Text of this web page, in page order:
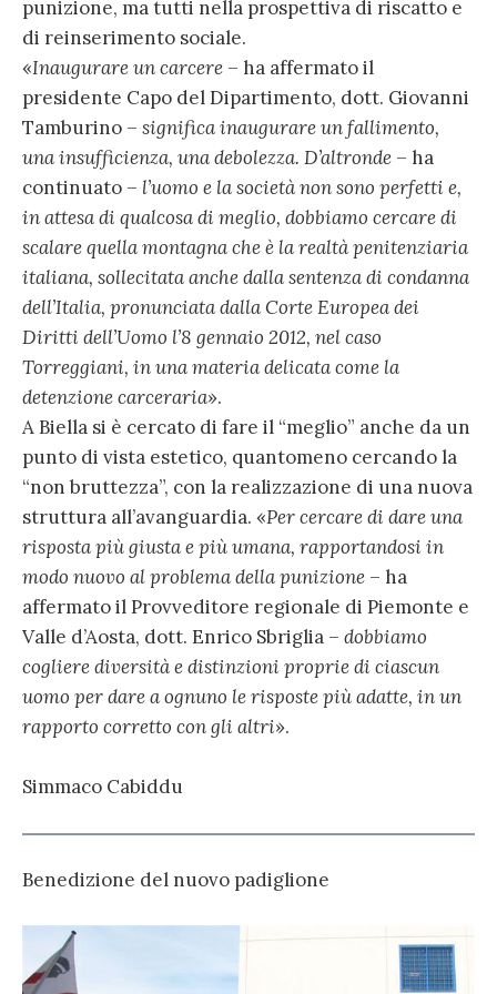
punizione, ma tutti nella prospettiva di riscatto e
di reinserimento sociale.
«Inaugurare un carcere – ha affermato il
presidente Capo del Dipartimento, dott. Giovanni
Tamburino – significa inaugurare un fallimento,
una insufficienza, una debolezza. D’altronde – ha
continuato – l’uomo e la società non sono perfetti e,
in attesa di qualcosa di meglio, dobbiamo cercare di
scalare quella montagna che è la realtà penitenziaria
italiana, sollecitata anche dalla sentenza di condanna
dell’Italia, pronunciata dalla Corte Europea dei
Diritti dell’Uomo l’8 gennaio 2012, nel caso
Torreggiani, in una materia delicata come la
detenzione carceraria».
A Biella si è cercato di fare il “meglio” anche da un
punto di vista estetico, quantomeno cercando la
“non bruttezza”, con la realizzazione di una nuova
struttura all’avanguardia. «Per cercare di dare una
risposta più giusta e più umana, rapportandosi in
modo nuovo al problema della punizione – ha
affermato il Provveditore regionale di Piemonte e
Valle d’Aosta, dott. Enrico Sbriglia – dobbiamo
cogliere diversità e distinzioni proprie di ciascun
uomo per dare a ognuno le risposte più adatte, in un
rapporto corretto con gli altri».
Simmaco Cabiddu
Benedizione del nuovo padiglione